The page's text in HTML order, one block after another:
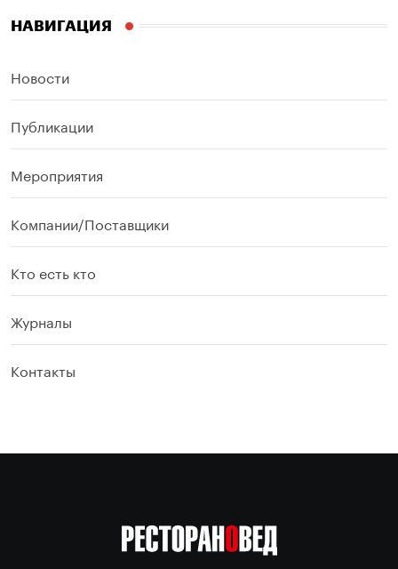
НАВИГАЦИЯ
Новости
Публикации
Мероприятия
Компании/Поставщики
Кто есть кто
Журналы
Контакты